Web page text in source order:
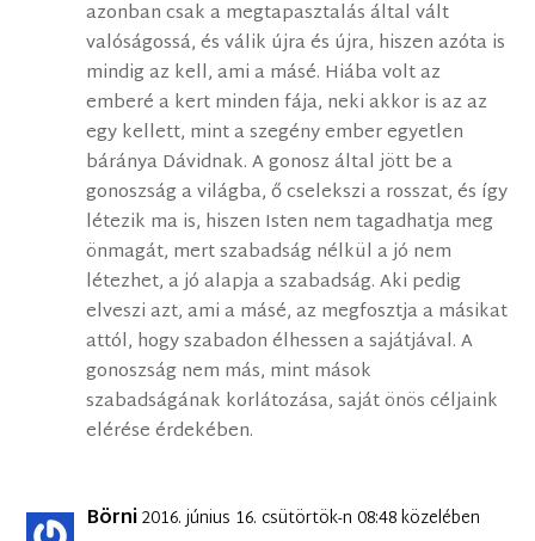
azonban csak a megtapasztalás által vált
valóságossá, és válik újra és újra, hiszen azóta is
mindig az kell, ami a másé. Hiába volt az
emberé a kert minden fája, neki akkor is az az
egy kellett, mint a szegény ember egyetlen
báránya Dávidnak. A gonosz által jött be a
gonoszság a világba, ő cselekszi a rosszat, és így
létezik ma is, hiszen Isten nem tagadhatja meg
önmagát, mert szabadság nélkül a jó nem
létezhet, a jó alapja a szabadság. Aki pedig
elveszi azt, ami a másé, az megfosztja a másikat
attól, hogy szabadon élhessen a sajátjával. A
gonoszság nem más, mint mások
szabadságának korlátozása, saját önös céljaink
elérése érdekében.
Börni2016. június 16. csütörtök-n 08:48 közelében